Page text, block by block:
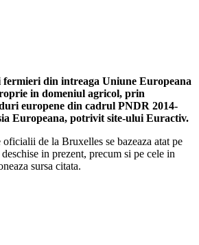
fermieri din intreaga Uniune Europeana
in domeniul agricol, prin
europene din cadrul PNDR 2014-
Europeana, potrivit site-ului Euractiv.
de la Bruxelles se bazeaza atat pe
in prezent, precum si pe cele in
sursa citata.